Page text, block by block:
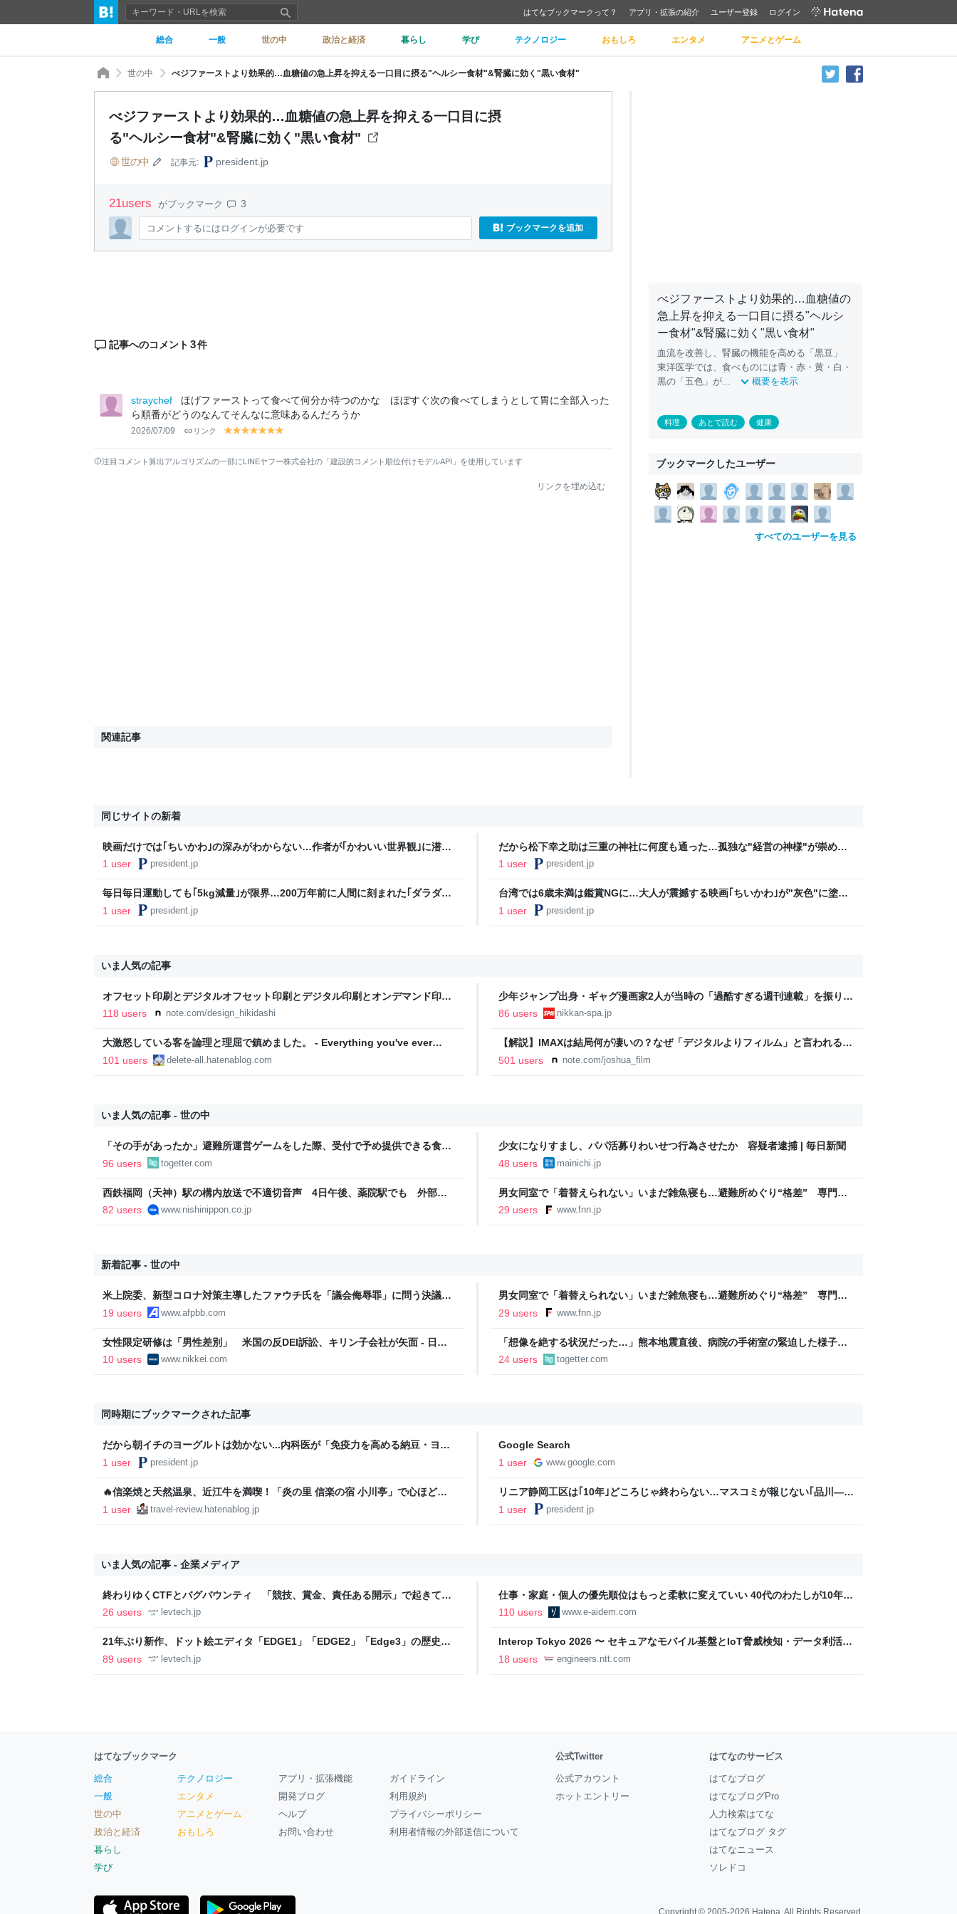
はてなブックマークって？ アプリ・拡張の紹介 ユーザー登録 ログイン
総合 一般 世の中 政治と経済 暮らし 学び テクノロジー おもしろ エンタメ アニメとゲーム
世の中 べジファーストより効果的…血糖値の急上昇を抑える一口目に摂る"ヘルシー食材"&腎臓に効く"黒い食材"
べジファーストより効果的…血糖値の急上昇を抑える一口目に摂
る"ヘルシー食材"&腎臓に効く"黒い食材"
世の中 記事元: president.jp
21users がブックマーク 3
コメントするにはログインが必要です ブックマークを追加
記事へのコメント 3件
straychef
ほげファーストって食べて何分か待つのかな ほぼすぐ次の食べてしまうとして胃に全部入った
ら順番がどうのなんてそんなに意味あるんだろうか
2026/07/09 リンク
y
lo
y
lo
y
lo
y
lo
y
lo
y
lolo
注目コメント算出アルゴリズムの一部にLINEヤフー株式会社の「建設的コメント順位付けモデルAPI」を使用しています
リンクを埋め込む
関連記事
べジファーストより効果的…血糖値の
急上昇を抑える一口目に摂る"ヘルシ
ー食材"&腎臓に効く"黒い食材"
血流を改善し、腎臓の機能を高める「黒豆」
東洋医学では、 食べものには青・赤・黄・白・
黒の「五色」が...
概要を表示
料理 あとで読む 健康
ブックマークしたユーザー
すべてのユーザーを見る
同じサイトの新着
映画だけでは｢ちいかわ｣の深みがわからない…作者が｢かわいい世界観｣に潜ま
せた人間社会への痛烈な皮肉
1 user president.jp
だから松下幸之助は三重の神社に何度も通った…孤独な"経営の神様"が崇めた
身長12mの｢異形の神｣の名前
1 user president.jp
毎日毎日運動しても｢5kg減量｣が限界…200万年前に人間に刻まれた｢ダラダラ
生存戦略｣の正体
1 user president.jp
台湾では6歳未満は鑑賞NGに…大人が震撼する映画｢ちいかわ｣が"灰色"に塗っ
て伏せたものの正体
1 user president.jp
いま人気の記事
オフセット印刷とデジタルオフセット印刷とデジタル印刷とオンデマンド印刷
と。｜デザインのひきだし 津田淳子
118 users note.com/design_hikidashi
少年ジャンプ出身・ギャグ漫画家2人が当時の「過酷すぎる週刊連載」を振り返
る。「ヘルニアで入院しても原稿は落とさない」ストイックな舞台裏 | 日刊
86 users nikkan-spa.jp
大激怒している客を論理と理屈で鎮めました。 - Everything you've ever
Dreamed
101 users delete-all.hatenablog.com
【解説】IMAXは結局何が凄いの？なぜ「デジタルよりフィルム」と言われるの
か？｜Joshua Connolly
501 users note.com/joshua_film
いま人気の記事 - 世の中
「その手があったか」避難所運営ゲームをした際、受付で予め提供できる食料
を聞けば、被災者が「すでに提供した」ことになり、トラブルを回避できた、
96 users togetter.com
少女になりすまし、パパ活募りわいせつ行為させたか 容疑者逮捕 | 毎日新聞
48 users
mainichi.jp
西鉄福岡（天神）駅の構内放送で不適切音声 4日午後、薬院駅でも 外部か
ら意図的？原因調査
82 users www.nishinippon.co.jp
男女同室で「着替えられない」いまだ雑魚寝も…避難所めぐり“格差” 専門家
「標準化されていない」 令和8年熊本地震｜FNNプライムオンライン
29 users www.fnn.jp
新着記事 - 世の中
米上院委、新型コロナ対策主導したファウチ氏を「議会侮辱罪」に問う決議案
可決
19 users www.afpbb.com
男女同室で「着替えられない」いまだ雑魚寝も…避難所めぐり“格差” 専門家
「標準化されていない」 令和8年熊本地震｜FNNプライムオンライン
29 users www.fnn.jp
女性限定研修は「男性差別」 米国の反DEI訴訟、キリン子会社が矢面 - 日本
経済新聞
10 users www.nikkei.com
「想像を絶する状況だった…」熊本地震直後、病院の手術室の緊迫した様子を
とらえた映像に様々な反応「咄嗟の判断と行動すごい」「リスペクトしかな
24 users togetter.com
同時期にブックマークされた記事
だから朝イチのヨーグルトは効かない...内科医が「免疫力を高める納豆・ヨー
グルトを食べるタイミング」【健康×発酵食品3選】
1 user president.jp
Google Search
1 user
www.google.com
🔥信楽焼と天然温泉、近江牛を満喫！「炎の里 信楽の宿 小川亭」で心ほどけ
る大人の癒やし旅♨️🐂
1 user travel-review.hatenablog.jp
リニア静岡工区は｢10年｣どころじゃ終わらない…マスコミが報じない｢品川―名
古屋開業｣の"現実的な数字"
1 user president.jp
いま人気の記事 - 企業メディア
終わりゆくCTFとバグバウンティ 「競技、賞金、責任ある開示」で起きてい
ること【フォーカス】 - レバテックLAB
26 users levtech.jp
仕事・家庭・個人の優先順位はもっと柔軟に変えていい 40代のわたしが10年後
の自分に伝えたいこと - りっすん by イーアイデム
110 users www.e-aidem.com
21年ぶり新作、ドット絵エディタ「EDGE1」「EDGE2」「Edge3」の歴史に
ついて作者に聞く【フォーカス】 - レバテックLAB
89 users levtech.jp
Interop Tokyo 2026 〜 セキュアなモバイル基盤とIoT脅威検知・データ利活用
への取り組み 〜 - NTT docomo Business Engineers' Blog
18 users engineers.ntt.com
はてなブックマーク
総合
一般
世の中
政治と経済
暮らし
学び
テクノロジー
エンタメ
アニメとゲーム
おもしろ
アプリ・拡張機能
開発ブログ
ヘルプ
お問い合わせ
ガイドライン
利用規約
プライバシーポリシー
利用者情報の外部送信について
公式Twitter
公式アカウント
ホットエントリー
はてなのサービス
はてなブログ
はてなブログPro
人力検索はてな
はてなブログ タグ
はてなニュース
ソレドコ
Copyright © 2005-2026 Hatena . All Rights Reserved.